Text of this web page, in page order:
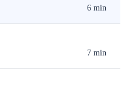
6 min
7 min